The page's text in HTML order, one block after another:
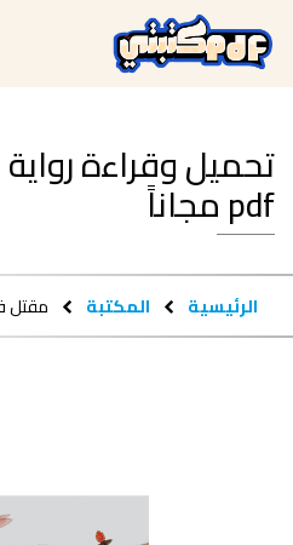
تحميل وقراءة
pdf مجاناً
الرئيسية المكتبة مقتل